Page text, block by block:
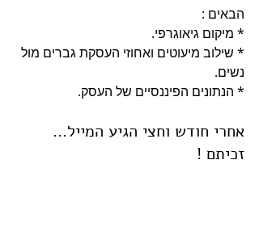
הבאים :
* מיקום גיאוגרפי.
* שילוב מיעוטים ואחוזי העסקת גברים מול
נשים.
* הנתונים הפיננסיים של העסק.
אחרי חודש וחצי הגיע המייל...
זכיתם !